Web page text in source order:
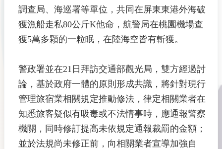
調查局、海巡署等單位，共同在屏東東港外海破
獲漁船走私80公斤K他命，航警局在桃園機場查
獲5萬多顆的一粒眠，在陸海空皆有斬獲。
警政署並在21日拜訪交通部觀光局，雙方經過討
論，基於政府一體的原則形成共識，將針對現行
管理旅宿業相關規定推動修法，律定相關業者在
知悉旅客疑似有吸毒或不法情事時，應通報警察
機關，同時修訂提高未依規定通報裁罰的金額；
並於法規尚未修正前，向相關業者宣導加強自